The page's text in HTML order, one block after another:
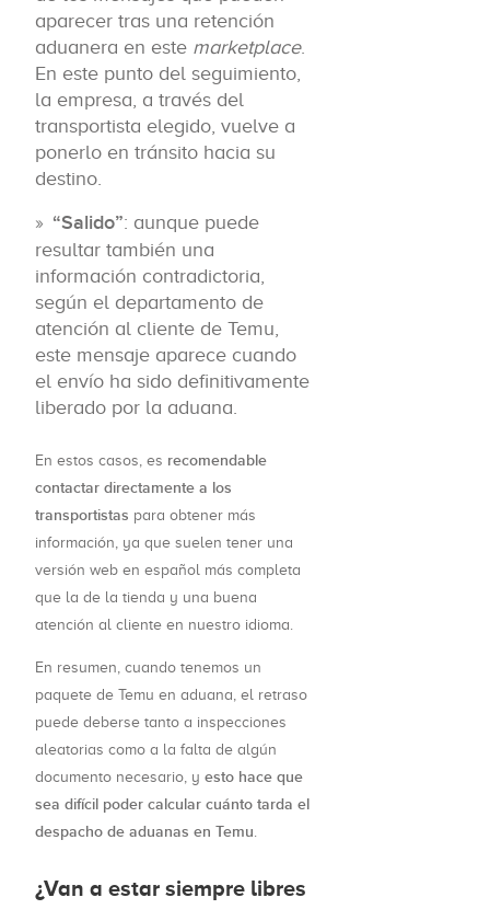
aparecer tras una retención
aduanera en este marketplace.
En este punto del seguimiento,
la empresa, a través del
transportista elegido, vuelve a
ponerlo en tránsito hacia su
destino.
“Salido”: aunque puede
resultar también una
información contradictoria,
según el departamento de
atención al cliente de Temu,
este mensaje aparece cuando
el envío ha sido definitivamente
liberado por la aduana.
En estos casos, es recomendable
contactar directamente a los
transportistas para obtener más
información, ya que suelen tener una
versión web en español más completa
que la de la tienda y una buena
atención al cliente en nuestro idioma.
En resumen, cuando tenemos un
paquete de Temu en aduana, el retraso
puede deberse tanto a inspecciones
aleatorias como a la falta de algún
documento necesario, y esto hace que
sea difícil poder calcular cuánto tarda el
despacho de aduanas en Temu.
¿Van a estar siempre libres